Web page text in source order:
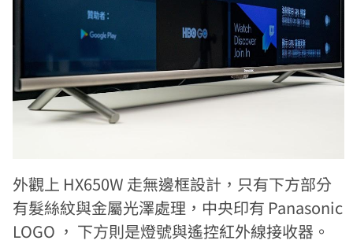
外觀上 HX650W 走無邊框設計，只有下方部分
有髮絲紋與金屬光澤處理，中央印有 Panasonic
LOGO ， 下方則是燈號與遙控紅外線接收器。